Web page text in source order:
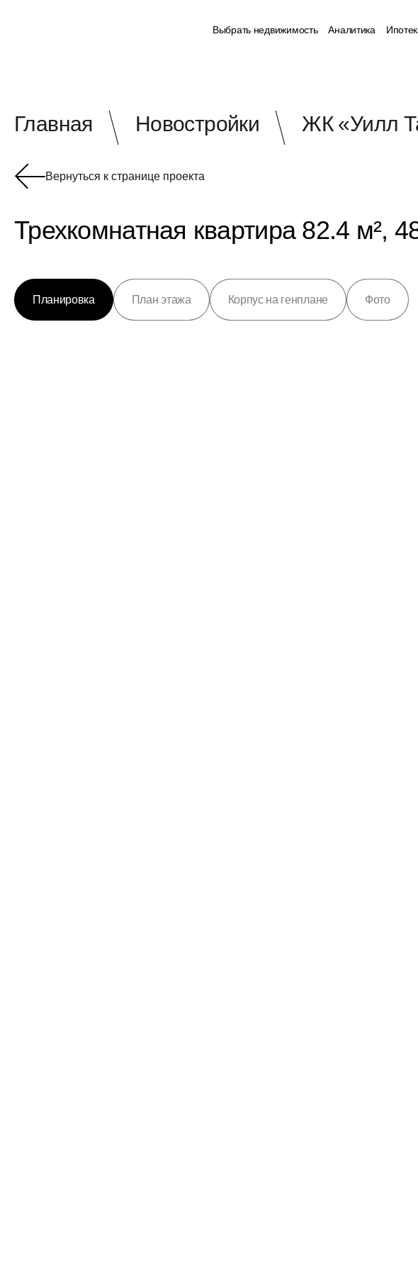
Выбрать недвижимость Аналитика
Главная Новостройки ЖК «Уилл
Вернуться к странице проекта
Трехкомнатная квартира 82.4 м²,
Планировка План этажа Корпус на генплане Фото